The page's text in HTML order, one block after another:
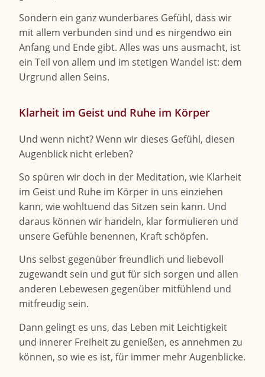
Sondern ein ganz wunderbares Gefühl, dass wir
mit allem verbunden sind und es nirgendwo ein
Anfang und Ende gibt. Alles was uns ausmacht, ist
ein Teil von allem und im stetigen Wandel ist: dem
Urgrund allen Seins.
Klarheit im Geist und Ruhe im Körper
Und wenn nicht? Wenn wir dieses Gefühl, diesen
Augenblick nicht erleben?
So spüren wir doch in der Meditation, wie Klarheit
im Geist und Ruhe im Körper in uns einziehen
kann, wie wohltuend das Sitzen sein kann. Und
daraus können wir handeln, klar formulieren und
unsere Gefühle benennen, Kraft schöpfen.
Uns selbst gegenüber freundlich und liebevoll
zugewandt sein und gut für sich sorgen und allen
anderen Lebewesen gegenüber mitfühlend und
mitfreudig sein.
Dann gelingt es uns, das Leben mit Leichtigkeit
und innerer Freiheit zu genießen, es annehmen zu
können, so wie es ist, für immer mehr Augenblicke.